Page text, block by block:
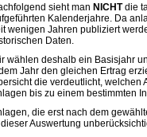
sieht man NICHTdie
Kalenderjahre. Da
wenigen Jahren publiziert
Daten.
wählen deshalb ein Basisjahr
Jahr den gleichen Ertrag
die verdeutlicht, welchen
bis zu einem bestimmten
die erst nach dem
Auswertung